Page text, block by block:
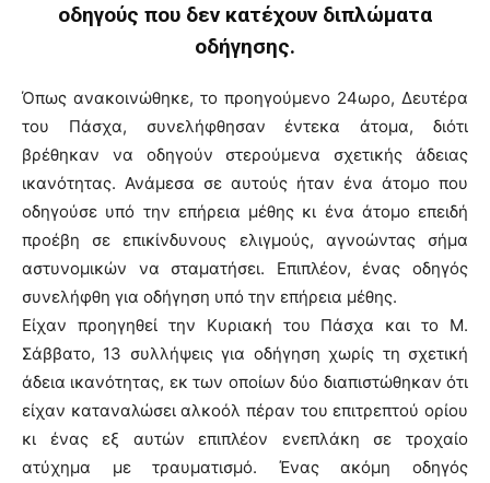
οδηγούς που δεν κατέχουν διπλώματα
οδήγησης.
Όπως ανακοινώθηκε, το προηγούμενο 24ωρο, Δευτέρα
του Πάσχα, συνελήφθησαν έντεκα άτομα, διότι
βρέθηκαν να οδηγούν στερούμενα σχετικής άδειας
ικανότητας. Ανάμεσα σε αυτούς ήταν ένα άτομο που
οδηγούσε υπό την επήρεια μέθης κι ένα άτομο επειδή
προέβη σε επικίνδυνους ελιγμούς, αγνοώντας σήμα
αστυνομικών να σταματήσει. Επιπλέον, ένας οδηγός
συνελήφθη για οδήγηση υπό την επήρεια μέθης.
Είχαν προηγηθεί την Κυριακή του Πάσχα και το Μ.
Σάββατο, 13 συλλήψεις για οδήγηση χωρίς τη σχετική
άδεια ικανότητας, εκ των οποίων δύο διαπιστώθηκαν ότι
είχαν καταναλώσει αλκοόλ πέραν του επιτρεπτού ορίου
κι ένας εξ αυτών επιπλέον ενεπλάκη σε τροχαίο
ατύχημα με τραυματισμό. Ένας ακόμη οδηγός